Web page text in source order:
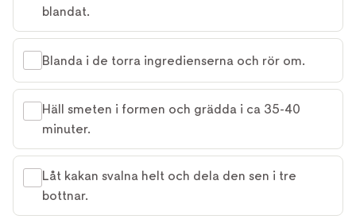
blandat.
Blanda i de torra ingredienserna och rör om.
Häll smeten i formen och grädda i ca 35-40
minuter.
Låt kakan svalna helt och dela den sen i tre
bottnar.